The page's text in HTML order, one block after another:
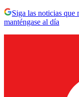
Siga las noticias que
manténgase al día